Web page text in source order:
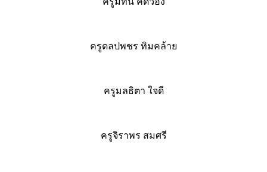
ครูดลปพชร ทิมคล้าย
ครูมลธิตา ใจดี
ครูจิราพร สมศรี